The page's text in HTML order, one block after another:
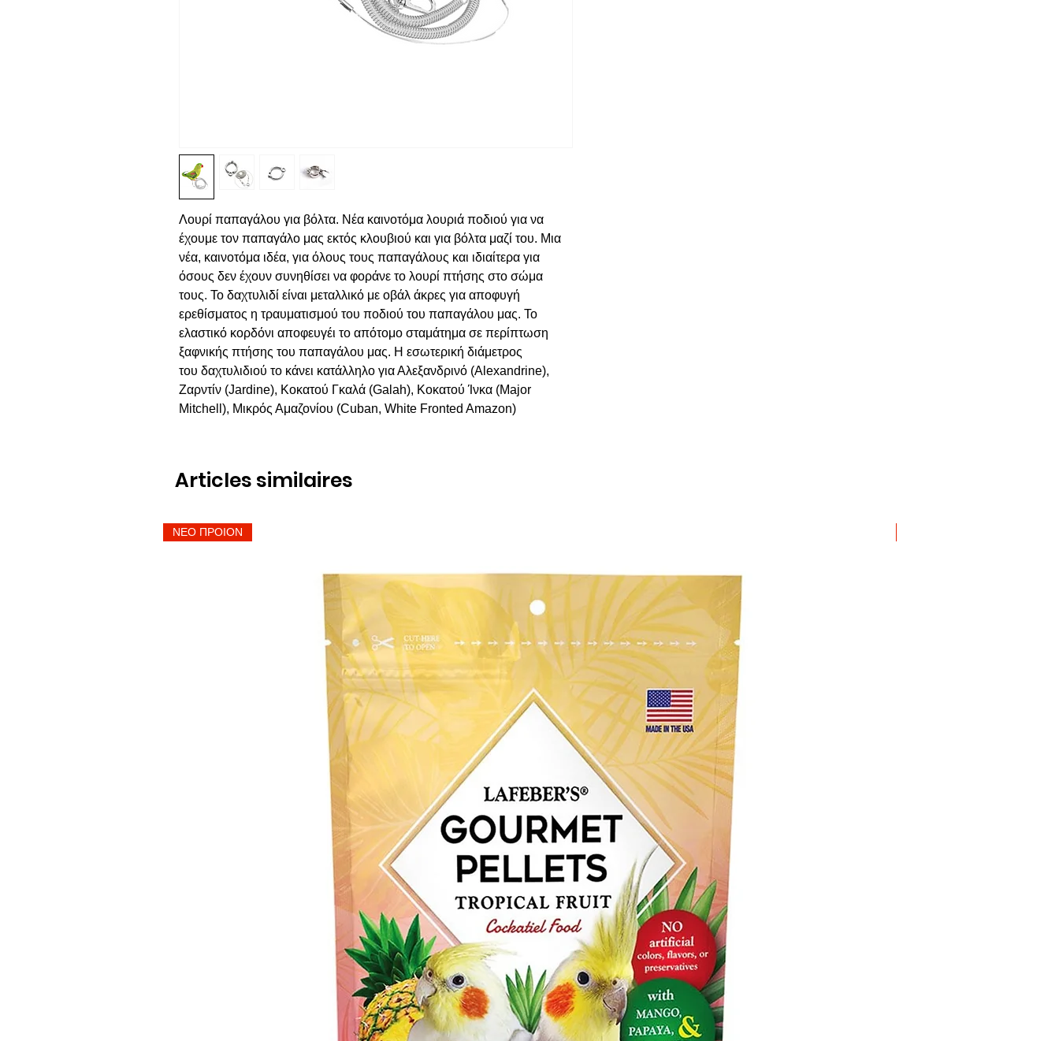
Λουρί παπαγάλου για βόλτα. Νέα καινοτόμα λουριά ποδιού για να
έχουμε τον παπαγάλο μας εκτός κλουβιού και για βόλτα μαζί του. Μια
νέα, καινοτόμα ιδέα, για όλους τους παπαγάλους και ιδιαίτερα για
όσους δεν έχουν συνηθίσει να φοράνε το λουρί πτήσης στο σώμα
τους. Το δαχτυλιδί είναι μεταλλικό με οβάλ άκρες για αποφυγή
ερεθίσματος η τραυματισμού του ποδιού του παπαγάλου μας. Το
ελαστικό κορδόνι αποφευγέι το απότομο σταμάτημα σε περίπτωση
ξαφνικής πτήσης του παπαγάλου μας. Η εσωτερική διάμετρος
του δαχτυλιδιού το κάνει κατάλληλο για Αλεξανδρινό (Alexandrine),
Ζαρντίν (Jardine), Κοκατού Γκαλά (Galah), Κοκατού Ίνκα (Major
Mitchell), Μικρός Αμαζονίου (Cuban, White Fronted Amazon)
Articles similaires
ΝΕΟ ΠΡΟΙΟΝ